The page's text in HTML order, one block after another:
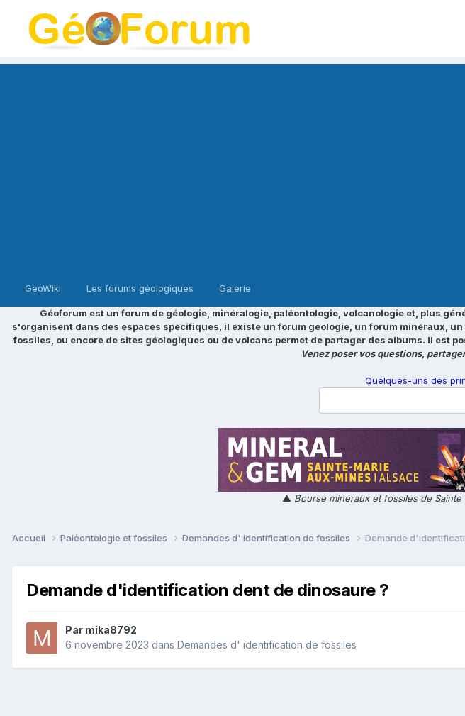
GéoWiki Les forums géologiques Galerie
Géoforum est un forum de géologie, minéralogie, paléontologie, volcanologie et, plus
s'organisent dans des espaces spécifiques, il existe un forum géologie, un forum minéraux,
fossiles, ou encore de sites géologiques ou de volcans permet de partager des albums. Il est
Venez poser vos questions,
Quelques-uns des
▲ Bourse minéraux et fossiles de
Accueil Paléontologie et fossiles Demandes d' identification de fossiles Demande
Demande d'identification dent de dinosaure ?
Par mika8792
6 novembre 2023 dans Demandes d' identification de fossiles